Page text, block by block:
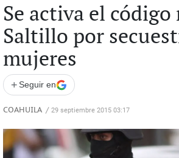
Se activa el
Saltillo por
mujeres
+ Seguir en
COAHUILA / 29 septiembre 2015 03:17